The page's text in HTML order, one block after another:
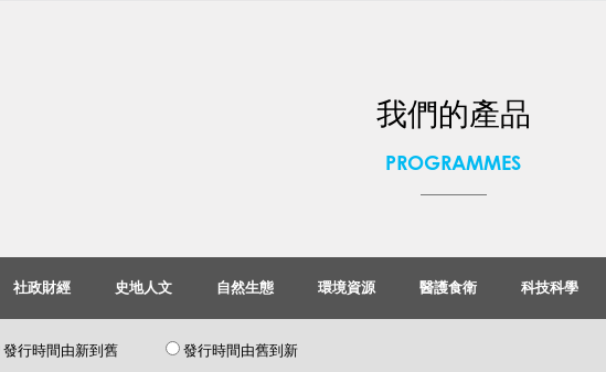
我們的產品
PROGRAMMES
社政財經 史地人文 自然生態 環境資源 醫護食衛 科技科學
發行時間由新到舊 發行時間由舊到新